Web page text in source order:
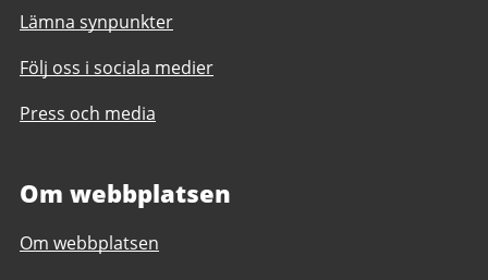
Lämna synpunkter
Följ oss i sociala medier
Press och media
Om webbplatsen
Om webbplatsen